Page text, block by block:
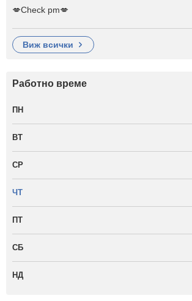
💋Check pm💋
виж всички
Работно време
ПН
ВТ
СР
ЧТ
ПТ
СБ
НД